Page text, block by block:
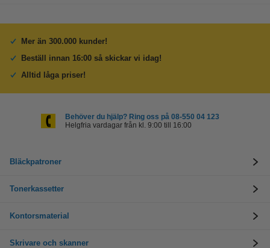
Mer än 300.000 kunder!
Beställ innan 16:00 så skickar vi idag!
Alltid låga priser!
Behöver du hjälp? Ring oss på 08-550 04 123
Helgfria vardagar från kl. 9:00 till 16:00
Bläckpatroner
Tonerkassetter
Kontorsmaterial
Skrivare och skanner